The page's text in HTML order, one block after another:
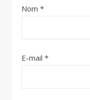
Nom *
E-mail *